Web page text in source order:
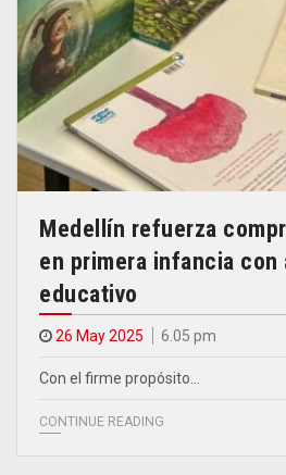
Medellín refuerza
en primera infancia con
educativo
26 May 2025 6.05 pm
Con el firme propósito…
CONTINUE READING